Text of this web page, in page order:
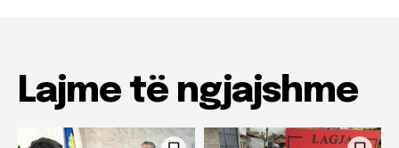
Lajme të ngjajshme